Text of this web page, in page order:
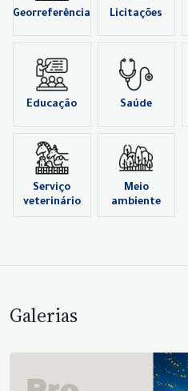
Georreferência Licitações
Educação Saúde
Serviço
veterinário
Meio
ambiente
Galerias